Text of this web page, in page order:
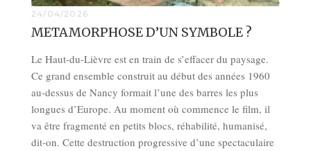
24/04/2026
METAMORPHOSE D’UN SYMBOLE ?
Le Haut-du-Lièvre est en train de s’effacer du paysage.
Ce grand ensemble construit au début des années 1960
au-dessus de Nancy formait l’une des barres les plus
longues d’Europe. Au moment où commence le film, il
va être fragmenté en petits blocs, réhabilité, humanisé,
dit-on. Cette destruction progressive d’une spectaculaire